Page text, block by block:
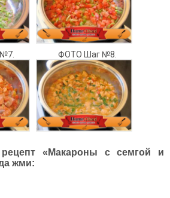
ФОТО Шаг №8.
«Макароны с семгой и
жми: